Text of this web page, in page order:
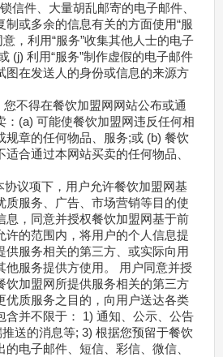
信件、大量胡乱邮寄的电子邮件、
制或多余的信息有关的方面使用“服
，利用“服务”收集其他人士的电子
(j) 利用“服务”制作虚假的电子邮件
图在发送人的身份或信息的来源方
不得在餐饮加盟网网站公布或通
：(a) 可能使餐饮加盟网违反任何相
规章的任何物品、服务;或 (b) 餐饮
合通过本网站买卖的任何物品、
协议项下，用户允许餐饮加盟网基
质服务、广告、市场营销等目的使
息，同意并授权餐饮加盟网基于前
许的范围内，将用户的个人信息提
供服务相关的第三方、或实际向用
他服务提供方使用。 用户同意并授
饮加盟网所提供服务相关的第三方
优质服务之目的，向用户送达各类
含并不限于： 1) 通知、公示、公告
送的消息等; 3) 根据您预留于餐饮
电子邮件、短信、彩信、微信、